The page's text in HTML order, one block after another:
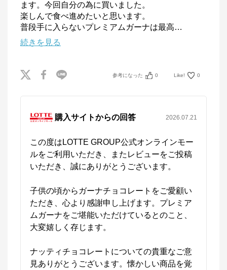
ます。今回自分の為に買いました。
楽しんで食べ進めたいと思います。
普段手に入らないプレミアムガーナは最高…
続きを見る
参考になった 0 Like! 0
購入サイトからの回答 2026.07.21
この度はLOTTE GROUP公式オンラインモー
ルをご利用いただき、またレビューをご投稿
いただき、誠にありがとうございます。
子供の頃からガーナチョコレートをご愛顧い
ただき、心より感謝申し上げます。プレミア
ムガーナをご堪能いただけているとのこと、
大変嬉しく存じます。
ナッティチョコレートについての貴重なご意
見ありがとうございます。懐かしい商品を覚